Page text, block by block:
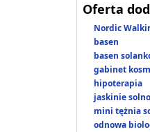
Oferta
Nordic
basen
basen
gabinet
hipoterapia
jaskinie
mini tężnia
odnowa